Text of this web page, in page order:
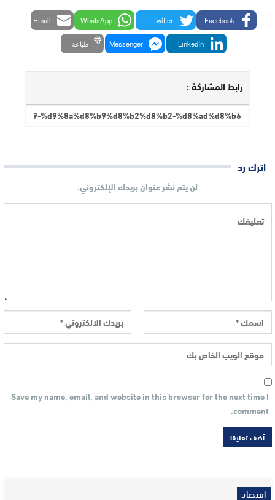
Facebook
Twitter
WhatsApp
Email
LinkedIn
Messenger طباعة
رابط المشاركة :
اترك رد
لن يتم نشر عنوان بريدك الإلكتروني.
Save my name, email, and website in this browser for the next time I
comment.
اقتصاد